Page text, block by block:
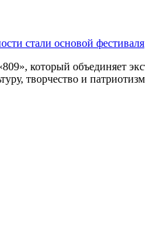
стали основой фестиваля
который объединяет
творчество и